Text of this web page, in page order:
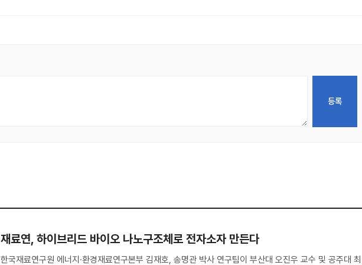
재료연, 하이브리드 바이오 나노구조체로 전자소자 만든다
한국재료연구원 에너지·환경재료연구본부 김재호, 송명관 박사 연구팀이 부산대 오진우 교수 및 공주대